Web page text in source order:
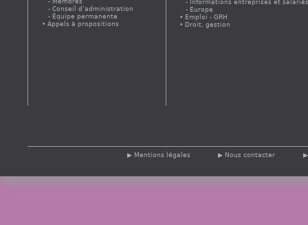
Conseil d’administration
Équipe permanente
Appels à propositions
Informations entreprises et
Europe
Emploi - GRH
Droit, gestion
Mentions légales Nous contacter